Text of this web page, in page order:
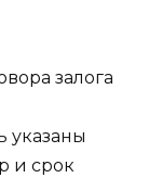
залога
указаны
и срок